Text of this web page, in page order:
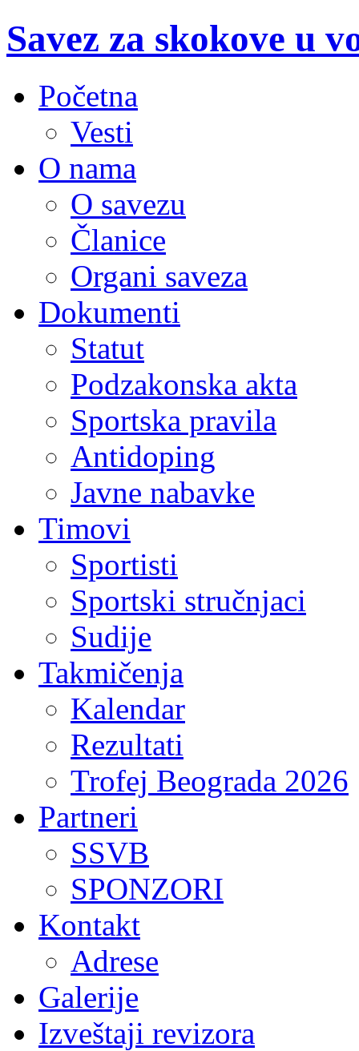
Savez za skokove u
Početna
Vesti
O nama
O savezu
Članice
Organi saveza
Dokumenti
Statut
Podzakonska akta
Sportska pravila
Antidoping
Javne nabavke
Timovi
Sportisti
Sportski stručnjaci
Sudije
Takmičenja
Kalendar
Rezultati
Trofej Beograda 2026
Partneri
SSVB
SPONZORI
Kontakt
Adrese
Galerije
Izveštaji revizora